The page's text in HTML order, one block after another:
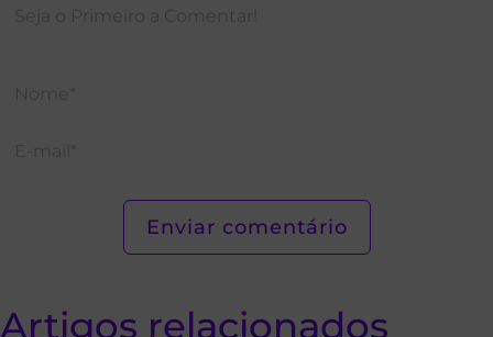
Artigos relacionados